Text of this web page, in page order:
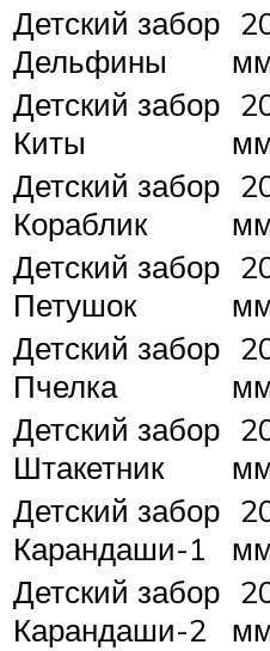
Детский забор
Дельфины
Детский забор
Киты
Детский забор
Кораблик
Детский забор
Петушок
Детский забор
Пчелка
Детский забор
Штакетник
Детский забор
Карандаши-1
Детский забор
Карандаши-2